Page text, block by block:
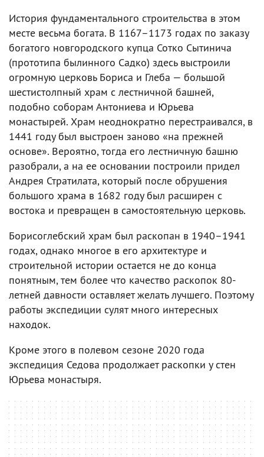
История фундаментального строительства в этом
месте весьма богата. В 1167–1173 годах по заказу
богатого новгородского купца Сотко Сытинича
(прототипа былинного Садко) здесь выстроили
огромную церковь Бориса и Глеба — большой
шестистолпный храм с лестничной башней,
подобно соборам Антониева и Юрьева
монастырей. Храм неоднократно перестраивался, в
1441 году был выстроен заново «на прежней
основе». Вероятно, тогда его лестничную башню
разобрали, а на ее основании построили придел
Андрея Стратилата, который после обрушения
большого храма в 1682 году был расширен с
востока и превращен в самостоятельную церковь.
Борисоглебский храм был раскопан в 1940–1941
годах, однако многое в его архитектуре и
строительной истории остается не до конца
понятным, тем более что качество раскопок 80-
летней давности оставляет желать лучшего. Поэтому
работы экспедиции сулят много интересных
находок.
Кроме этого в полевом сезоне 2020 года
экспедиция Седова продолжает раскопки у стен
Юрьева монастыря.